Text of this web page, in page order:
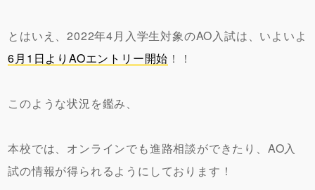
とはいえ、2022年4月入学生対象のAO入試は、いよいよ
6月1日よりAOエントリー開始 ！！
このような状況を鑑み、
本校では、オンラインでも進路相談ができたり、AO入
試の情報が得られるようにしております！